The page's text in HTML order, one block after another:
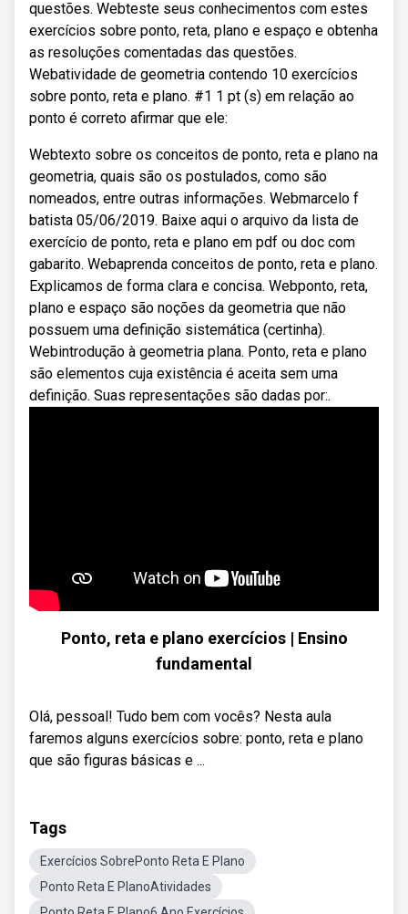
questões. Webteste seus conhecimentos com estes
exercícios sobre ponto, reta, plano e espaço e obtenha
as resoluções comentadas das questões.
Webatividade de geometria contendo 10 exercícios
sobre ponto, reta e plano. #1 1 pt (s) em relação ao
ponto é correto afirmar que ele:
Webtexto sobre os conceitos de ponto, reta e plano na
geometria, quais são os postulados, como são
nomeados, entre outras informações. Webmarcelo f
batista 05/06/2019. Baixe aqui o arquivo da lista de
exercício de ponto, reta e plano em pdf ou doc com
gabarito. Webaprenda conceitos de ponto, reta e plano.
Explicamos de forma clara e concisa. Webponto, reta,
plano e espaço são noções da geometria que não
possuem uma definição sistemática (certinha).
Webintrodução à geometria plana. Ponto, reta e plano
são elementos cuja existência é aceita sem uma
definição. Suas representações são dadas por:.
Ponto, reta e plano exercícios | Ensino
fundamental
Olá, pessoal! Tudo bem com vocês? Nesta aula
faremos alguns exercícios sobre: ponto, reta e plano
que são figuras básicas e ...
Tags
Exercícios SobrePonto Reta E Plano
Ponto Reta E PlanoAtividades